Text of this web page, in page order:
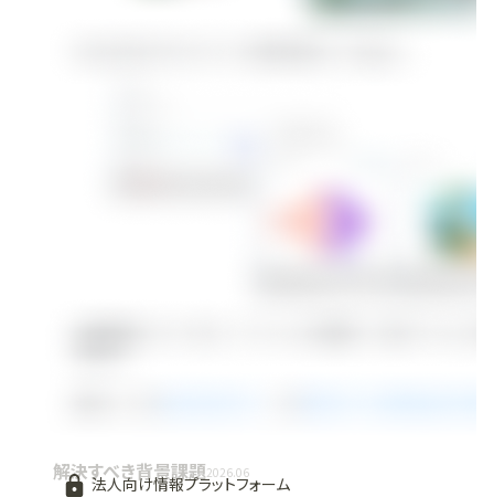
法人向け情報プラットフォーム
解決すべき背景課題2026.06